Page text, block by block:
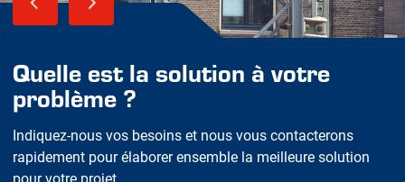
Quelle est la solution à votre
problème ?
Indiquez-nous vos besoins et nous vous contacterons
rapidement pour élaborer ensemble la meilleure solution
pour votre projet.